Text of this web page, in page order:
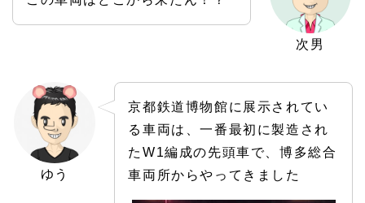
次男
ゆう
京都鉄道博物館に展示されてい
る車両は、一番最初に製造され
たW1編成の先頭車で、博多総合
車両所からやってきました